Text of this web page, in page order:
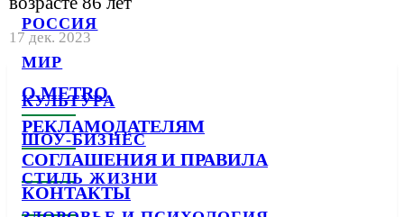
РОССИЯ
МИР
КУЛЬТУРА
ШОУ-БИЗНЕС
СТИЛЬ ЖИЗНИ
17 дек. 2023
О METRO
РЕКЛАМОДАТЕЛЯМ
СОГЛАШЕНИЯ И ПРАВИЛА
КОНТАКТЫ